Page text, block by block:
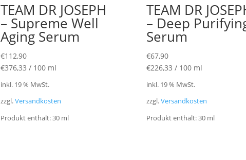
TEAM DR JOSEPH
– Supreme Well
Aging Serum
€112,90
€376,33 / 100 ml
inkl. 19 % MwSt.
zzgl.Versandkosten
Produkt enthält: 30 ml
TEAM DR
– Deep
Serum
€67,90
€226,33 / 100 ml
inkl. 19 % MwSt.
zzgl.Versandkosten
Produkt enthält: 30 ml